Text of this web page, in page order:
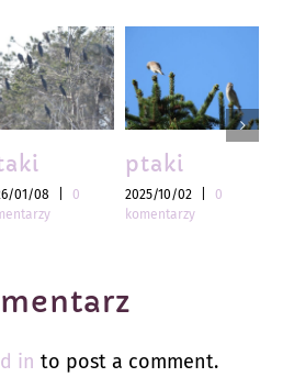
01/08
0
ptaki
2025/10/02
0
komentarzy
in to post a comment.